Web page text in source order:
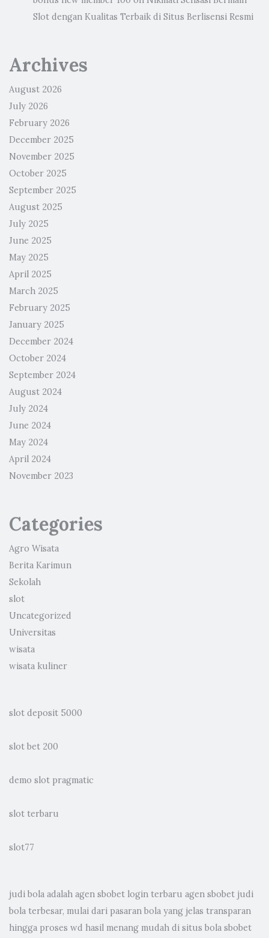
Slot dengan Kualitas Terbaik di Situs Berlisensi Resmi
Archives
August 2026
July 2026
February 2026
December 2025
November 2025
October 2025
September 2025
August 2025
July 2025
June 2025
May 2025
April 2025
March 2025
February 2025
January 2025
December 2024
October 2024
September 2024
August 2024
July 2024
June 2024
May 2024
April 2024
November 2023
Categories
Agro Wisata
Berita Karimun
Sekolah
slot
Uncategorized
Universitas
wisata
wisata kuliner
slot deposit 5000
slot bet 200
demo slot pragmatic
slot terbaru
slot77
judi bola adalah agen sbobet login terbaru agen sbobet judi
bola terbesar, mulai dari pasaran bola yang jelas transparan
hingga proses wd hasil menang mudah di situs bola sbobet